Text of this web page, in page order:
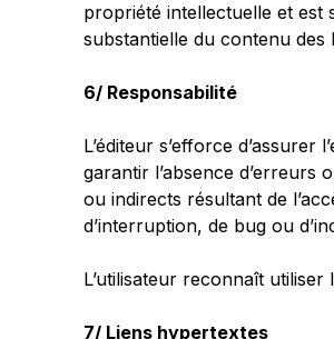
propriété intellectuelle et est
substantielle du contenu des
6/ Responsabilité
L’éditeur s’efforce
garantir l’absence d’erreurs
ou indirects résultant de
d’interruption, de bug ou
L’utilisateur reconnaît
7/ Liens hypertextes